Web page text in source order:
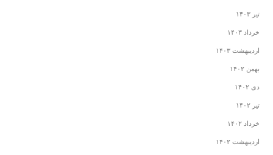
تیر ۱۴۰۳
خرداد ۱۴۰۳
اردیبهشت ۱۴۰۳
بهمن ۱۴۰۲
دی ۱۴۰۲
تیر ۱۴۰۲
خرداد ۱۴۰۲
اردیبهشت ۱۴۰۲